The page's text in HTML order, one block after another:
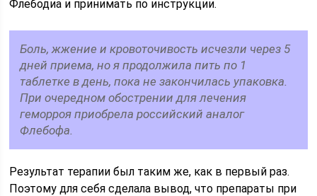
Флебодиа и принимать по инструкции.
Боль, жжение и кровоточивость исчезли через 5
дней приема, но я продолжила пить по 1
таблетке в день, пока не закончилась упаковка.
При очередном обострении для лечения
геморроя приобрела российский аналог
Флебофа.
Результат терапии был таким же, как в первый раз.
Поэтому для себя сделала вывод, что препараты при